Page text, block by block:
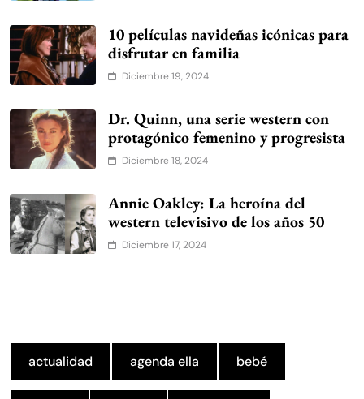
10 películas navideñas icónicas para
disfrutar en familia
Diciembre 19, 2024
Dr. Quinn, una serie western con
protagónico femenino y progresista
Diciembre 18, 2024
Annie Oakley: La heroína del
western televisivo de los años 50
Diciembre 17, 2024
actualidad agenda ella bebé